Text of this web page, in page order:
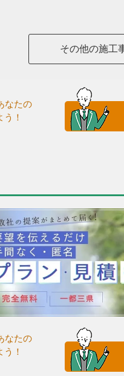
その他の施工
なたの
！
なたの
！